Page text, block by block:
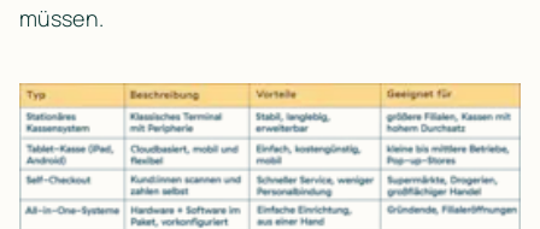
müssen.